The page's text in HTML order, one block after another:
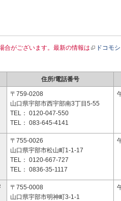
合がございます。最新の情報は ドコモ
住所/電話番号
〒759-0208
山口県宇部市西宇部南3丁目5-55
TEL： 0120-047-550
TEL： 083-645-4141
〒755-0026
山口県宇部市松山町1-1-17
TEL： 0120-667-727
TEL： 0836-35-1117
〒755-0008
山口県宇部市明神町3-1-1